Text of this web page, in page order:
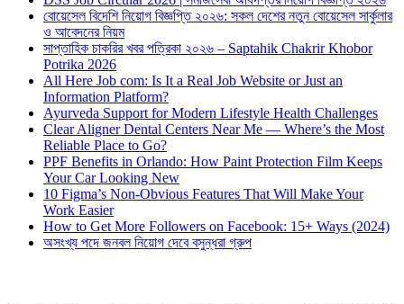
বোয়েসেল বিদেশি নিয়োগ বিজ্ঞপ্তি ২০২৬: সকল দেশের নতুন বোয়েসেল সার্কুলার
ও আবেদনের নিয়ম
সাপ্তাহিক চাকরির খবর পত্রিকা ২০২৬ – Saptahik Chakrir Khobor
Potrika 2026
All Here Job com: Is It a Real Job Website or Just an
Information Platform?
Ayurveda Support for Modern Lifestyle Health Challenges
Clear Aligner Dental Centers Near Me — Where’s the Most
Reliable Place to Go?
PPF Benefits in Orlando: How Paint Protection Film Keeps
Your Car Looking New
10 Figma’s Non-Obvious Features That Will Make Your
Work Easier
How to Get More Followers on Facebook: 15+ Ways (2024)
অসংখ্য পদে জনবল নিয়োগ দেবে বসুন্ধরা গ্রুপ